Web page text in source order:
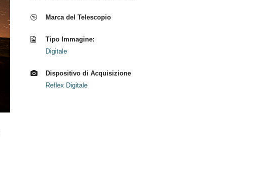
Marca del Telescopio
Tipo Immagine:
Digitale
Dispositivo di Acquisizione
Reflex Digitale